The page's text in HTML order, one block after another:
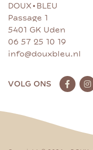
DOUX • BLEU
Passage 1
5401 GK Uden
06 57 25 10 19
info@douxbleu.nl
VOLG ONS